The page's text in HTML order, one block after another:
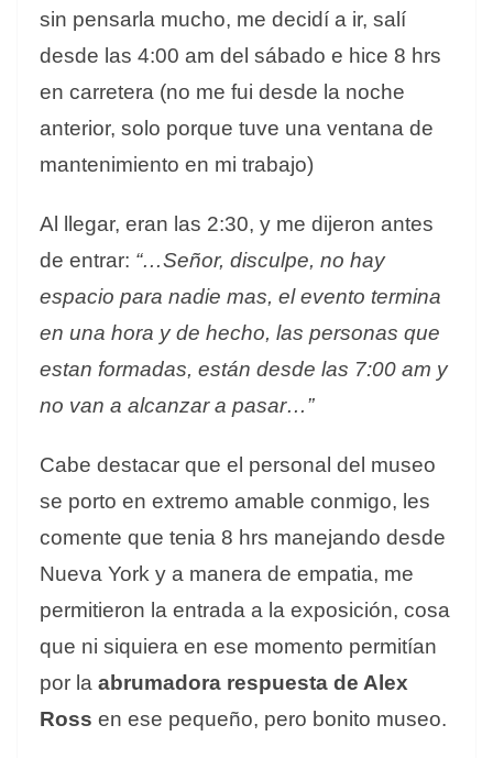
sin pensarla mucho, me decidí a ir, salí
desde las 4:00 am del sábado e hice 8 hrs
en carretera (no me fui desde la noche
anterior, solo porque tuve una ventana de
mantenimiento en mi trabajo)
Al llegar, eran las 2:30, y me dijeron antes
de entrar: “…Señor, disculpe, no hay
espacio para nadie mas, el evento termina
en una hora y de hecho, las personas que
estan formadas, están desde las 7:00 am y
no van a alcanzar a pasar…”
Cabe destacar que el personal del museo
se porto en extremo amable conmigo, les
comente que tenia 8 hrs manejando desde
Nueva York y a manera de empatia, me
permitieron la entrada a la exposición, cosa
que ni siquiera en ese momento permitían
por la abrumadora respuesta de Alex
Ross en ese pequeño, pero bonito museo.